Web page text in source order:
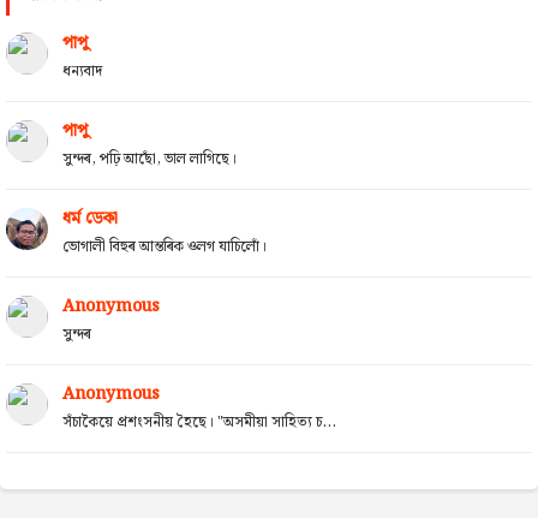
পাপু
ধন্যবাদ
পাপু
সুন্দৰ, পঢ়ি আছোঁ, ভাল লাগিছে।
ধৰ্ম ডেকা
ভোগালী বিহুৰ আন্তৰিক ওলগ যাচিলোঁ।
Anonymous
সুন্দৰ
Anonymous
সঁচাকৈয়ে প্ৰশংসনীয় হৈছে। "অসমীয়া সাহিত্য চ...